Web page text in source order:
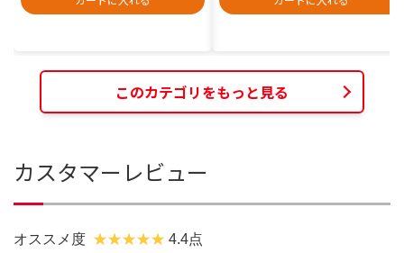
このカテゴリをもっと見る
カスタマーレビュー
オススメ度 4.4点